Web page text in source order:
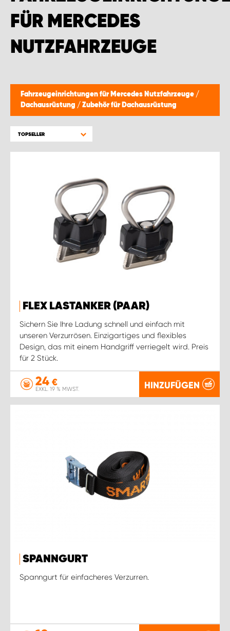
FÜR MERCEDES
NUTZFAHRZEUGE
Fahrzeugeinrichtungen für Mercedes Nutzfahrzeuge /
Dachausrüstung / Zubehör für Dachausrüstung
TOPSELLER
FLEX LASTANKER (PAAR)
Sichern Sie Ihre Ladung schnell und einfach mit
unseren Verzurrösen. Einzigartiges und flexibles
Design, das mit einem Handgriff verriegelt wird. Preis
für 2 Stück.
24 €
EXKL. 19 % MWST. HINZUFÜGEN
SPANNGURT
Spanngurt für einfacheres Verzurren.
WORK SYSTEM LUDWIGSHAFEN
WORK SYSTEM MAGDEBURG
WORK SYSTEM RHEINLAND
WORK SYSTEM ROSTOCK
WORK SYSTEM STUTTGART